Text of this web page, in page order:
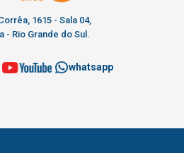
1615 - Sala 04,
- Rio Grande do Sul.
whatsapp